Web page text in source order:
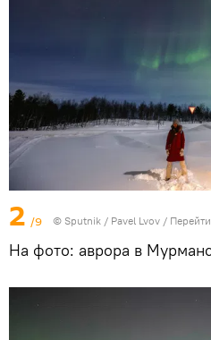
2 /9 © Sputnik / Pavel Lvov /
На фото: аврора в